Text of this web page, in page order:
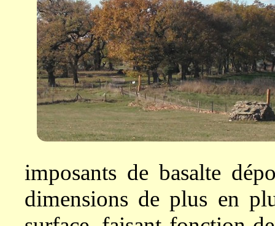
imposants de basalte
dimensions de plus en